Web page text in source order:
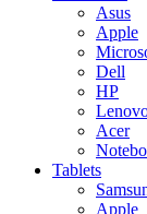
Asus
Apple
Dell
HP
Acer
Tablets
Apple